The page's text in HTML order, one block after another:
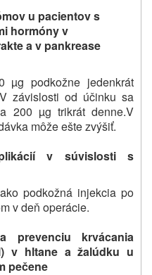
u pacientov s
hormóny v
a v pankrease
µg podkožne jedenkrát
V závislosti od účinku sa
200 µg trikrát denne.V
môže ešte zvýšiť.
v súvislosti s
podkožná injekcia po
v deň operácie.
prevenciu krvácania
v hltane a žalúdku u
pečene